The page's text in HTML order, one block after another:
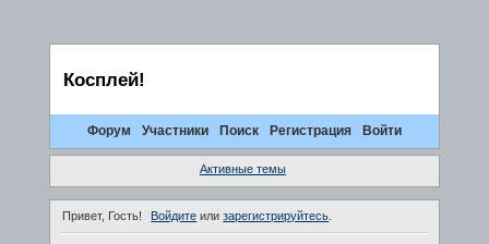
Косплей!
Форум Участники Поиск Регистрация Войти
Активные темы
Привет, Гость! Войдите илизарегистрируйтесь.